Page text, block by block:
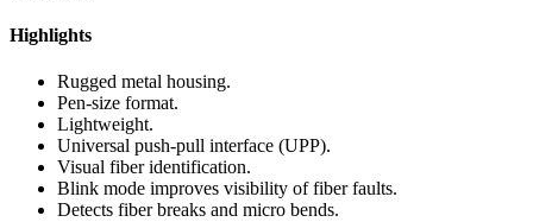
Highlights
Rugged metal housing.
Pen-size format.
Lightweight.
Universal push-pull interface (UPP).
Visual fiber identification.
Blink mode improves visibility of fiber faults.
Detects fiber breaks and micro bends.